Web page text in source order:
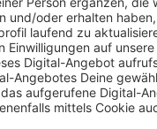
25.08.2020 07:08